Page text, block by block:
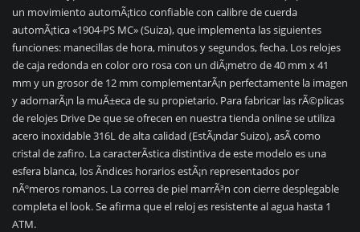
un movimiento automÃ¡tico confiable con calibre de cuerda
automÃ¡tica «1904-PS MC» (Suiza), que implementa las siguientes
funciones: manecillas de hora, minutos y segundos, fecha. Los relojes
de caja redonda en color oro rosa con un diÃ¡metro de 40 mm x 41
mm y un grosor de 12 mm complementarÃ¡n perfectamente la imagen
y adornarÃ¡n la muÃ±eca de su propietario. Para fabricar las rÃ©plicas
de relojes Drive De que se ofrecen en nuestra tienda online se utiliza
acero inoxidable 316L de alta calidad (EstÃ¡ndar Suizo), asÃ­ como
cristal de zafiro. La caracterÃ­stica distintiva de este modelo es una
esfera blanca, los Ã­ndices horarios estÃ¡n representados por
nÃºmeros romanos. La correa de piel marrÃ³n con cierre desplegable
completa el look. Se afirma que el reloj es resistente al agua hasta 1
ATM.